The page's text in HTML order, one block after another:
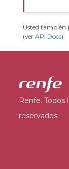
Usted también
(ver API Docs).
Renfe. Todos
reservados.